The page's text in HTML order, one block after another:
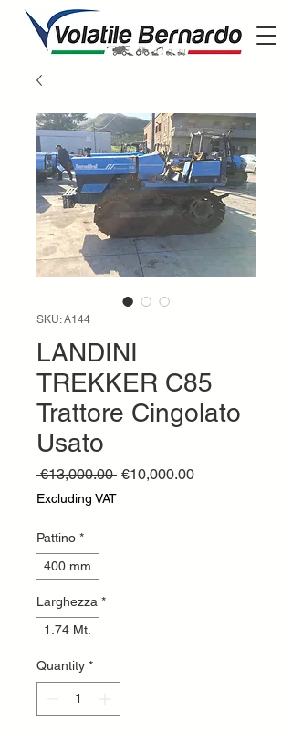
SKU: A144
LANDINI
TREKKER C85
Trattore Cingolato
Usato
€13,000.00 Regular
Price
€10,000.00Sale
Excluding VAT
Pattino *
400 mm
Larghezza *
1.74 Mt.
Quantity *